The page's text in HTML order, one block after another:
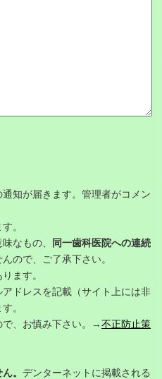
知が届きます。管理者がコメン
。
なもの、
同一歯科医院への連続
ので、ご了承下さい。
ます。
ドレスを記載（サイト上には非
。
、お慎み下さい。→不正防止策
。 デンターネットに掲載される